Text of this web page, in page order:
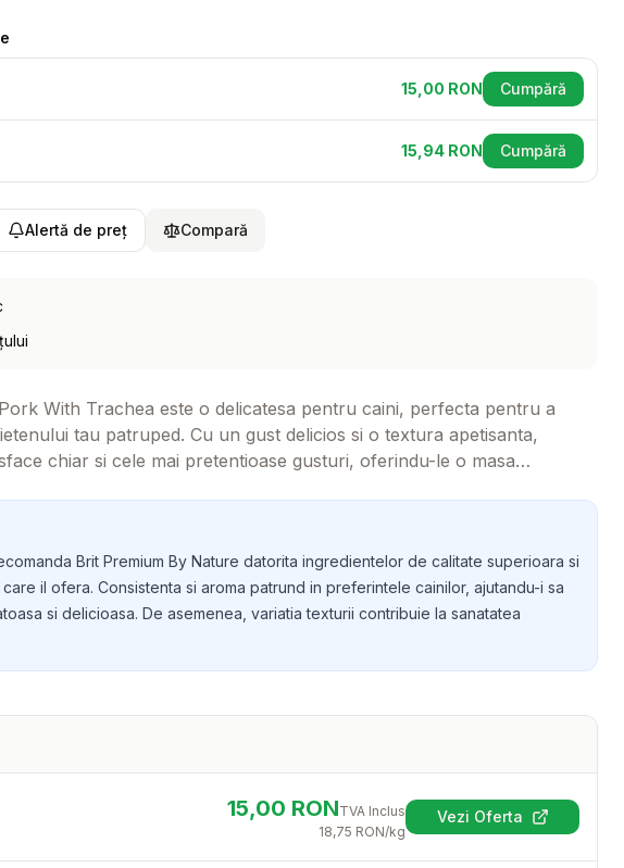
15,00 RON Cumpără
(se
15,94 RON Cumpără
(se
Alertă de preț Compară
With Trachea este o delicatesa pentru caini, perfecta pentru a
tau patruped. Cu un gust delicios si o textura apetisanta,
chiar si cele mai pretentioase gusturi, oferindu-le o masa
Brit Premium By Nature datorita ingredientelor de calitate superioara si
il ofera. Consistenta si aroma patrund in preferintele cainilor, ajutandu-i sa
si delicioasa. De asemenea, variatia texturii contribuie la sanatatea
15,00 RONTVA Inclus
18,75 RON/kg
Vezi Oferta(se deschide